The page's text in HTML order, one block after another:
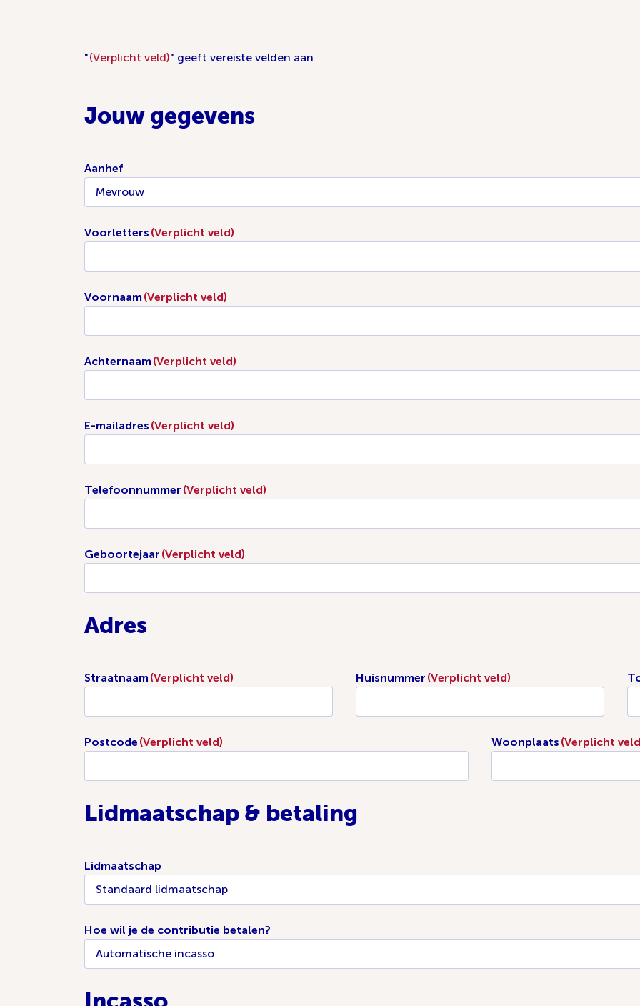
"(Verplicht veld)" geeft vereiste velden aan
Jouw gegevens
Aanhef
Voorletters (Verplicht veld)
Voornaam (Verplicht veld)
Achternaam (Verplicht veld)
E-mailadres (Verplicht veld)
Telefoonnummer (Verplicht veld)
Geboortejaar (Verplicht veld)
Adres
Straatnaam (Verplicht veld) Huisnummer (Verplicht veld)
Postcode (Verplicht veld) Woonplaats (Verplicht
Lidmaatschap & betaling
Lidmaatschap
Hoe wil je de contributie betalen?